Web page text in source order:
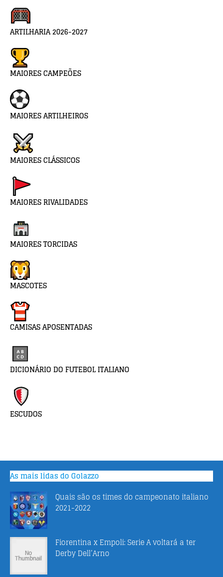
ARTILHARIA 2026-2027
MAIORES CAMPEÕES
MAIORES ARTILHEIROS
MAIORES CLÁSSICOS
MAIORES RIVALIDADES
MAIORES TORCIDAS
MASCOTES
CAMISAS APOSENTADAS
DICIONÁRIO DO FUTEBOL ITALIANO
ESCUDOS
As mais lidas do Golazzo
Quais são os times do campeonato italiano
2021-2022
Fiorentina x Empoli: Serie A voltará a ter
Derby Dell’Arno